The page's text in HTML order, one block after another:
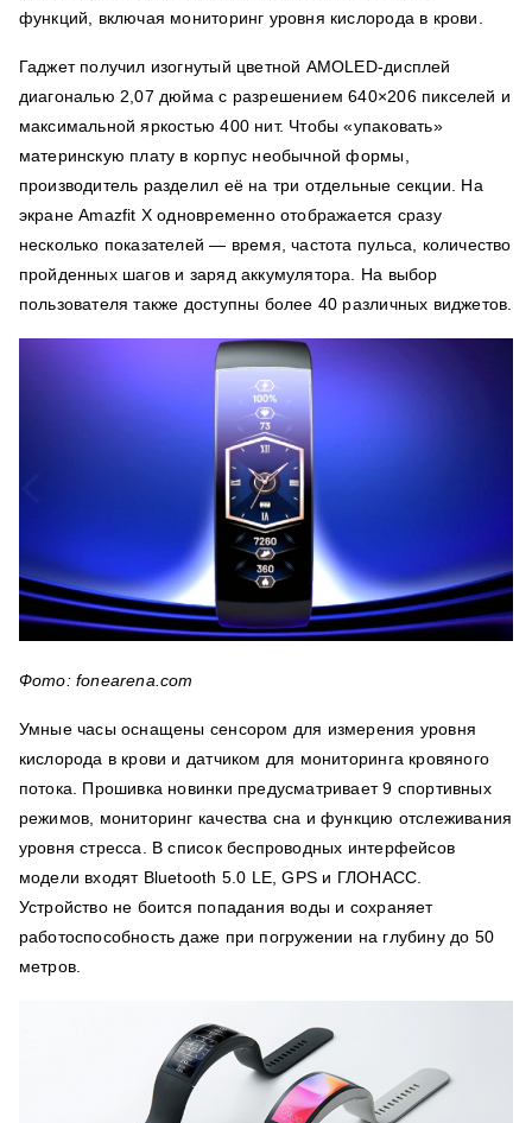
функций, включая мониторинг уровня кислорода в крови.
Гаджет получил изогнутый цветной AMOLED-дисплей
диагональю 2,07 дюйма с разрешением 640×206 пикселей и
максимальной яркостью 400 нит. Чтобы «упаковать»
материнскую плату в корпус необычной формы,
производитель разделил её на три отдельные секции. На
экране Amazfit X одновременно отображается сразу
несколько показателей — время, частота пульса, количество
пройденных шагов и заряд аккумулятора. На выбор
пользователя также доступны более 40 различных виджетов.
Фото: fonearena.com
Умные часы оснащены сенсором для измерения уровня
кислорода в крови и датчиком для мониторинга кровяного
потока. Прошивка новинки предусматривает 9 спортивных
режимов, мониторинг качества сна и функцию отслеживания
уровня стресса. В список беспроводных интерфейсов
модели входят Bluetooth 5.0 LE, GPS и ГЛОНАСС.
Устройство не боится попадания воды и сохраняет
работоспособность даже при погружении на глубину до 50
метров.